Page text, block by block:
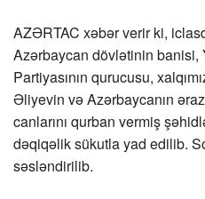
AZƏRTAC xəbər verir ki,
Azərbaycan dövlətinin banisi,
Partiyasının qurucusu,
Əliyevin və Azərbaycanın
canlarını qurban vermiş
dəqiqəlik sükutla yad edilib.
səsləndirilib.